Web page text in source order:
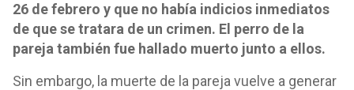
26 de febrero y que no había indicios inmediatos
de que se tratara de un crimen. El perro de la
pareja también fue hallado muerto junto a ellos.
Sin embargo, la muerte de la pareja vuelve a generar